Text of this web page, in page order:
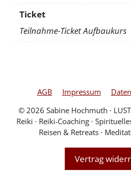
Ticket
Teilnahme-Ticket Aufbaukurs
AGB Impressum
© 2026 Sabine Hochmuth ∙
Reiki ∙ Reiki-Coaching ∙
Reisen & Retreats ∙
Vertrag